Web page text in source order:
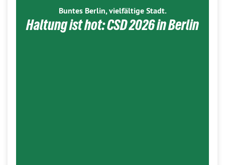
Buntes Berlin, vielfältige Stadt.
Haltung ist hot: CSD 2026 in Berlin